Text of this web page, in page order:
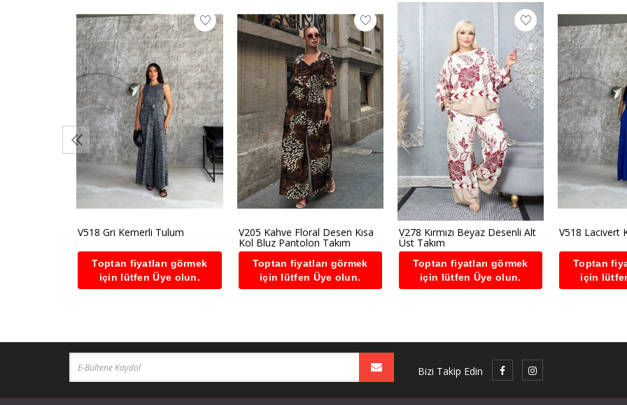
V518 Gri Kemerli Tulum
Toptan fiyatları görmek
için lütfen Üye olun.
V205 Kahve Floral Desen Kısa
Kol Bluz Pantolon Takım
Toptan fiyatları görmek
için lütfen Üye olun.
V278 Kırmızı Beyaz Desenli Alt
Üst Takım
Toptan fiyatları görmek
için lütfen Üye olun.
V518 Lacivert
Toptan
için
Bizi Takip Edin